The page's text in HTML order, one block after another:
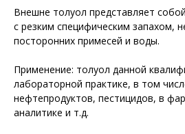
Внешне толуол представляет
с резким специфическим запахом,
посторонних примесей и воды.
Применение: толуол данной
лабораторной практике, в том
нефтепродуктов, пестицидов, в
аналитике и т.д.